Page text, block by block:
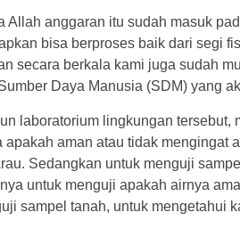
Allah anggaran itu sudah masuk
bisa berproses baik dari segi
secara berkala kami juga sudah
Daya Manusia (SDM) yang
laboratorium lingkungan
apakah aman atau tidak mengingat
Sedangkan untuk menguji
untuk menguji apakah airnya
sampel tanah, untuk mengetahui